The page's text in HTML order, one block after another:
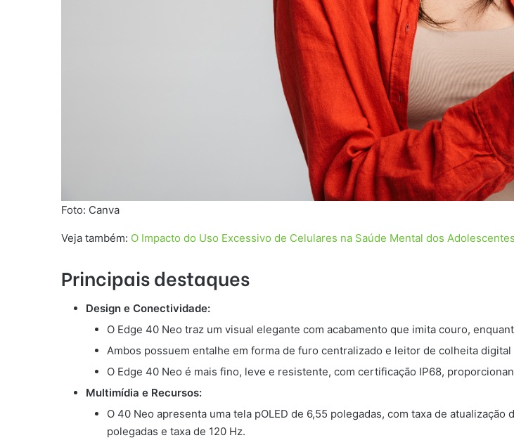
Foto: Canva
Veja também: O Impacto do Uso Excessivo de Celulares na Saúde Mental dos Adolescentes
Principais destaques
Design e Conectividade:
O Edge 40 Neo traz um visual elegante com acabamento que imita couro,
Ambos possuem entalhe em forma de furo centralizado e leitor de colheita digital
O Edge 40 Neo é mais fino, leve e resistente, com certificação IP68,
Multimídia e Recursos:
O 40 Neo apresenta uma tela pOLED de 6,55 polegadas, com taxa de
polegadas e taxa de 120 Hz.